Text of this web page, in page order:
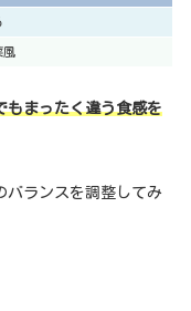
風
もまったく違う食感を
バランスを調整してみ